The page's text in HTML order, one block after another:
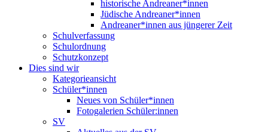
historische Andreaner*innen
Jüdische Andreaner*innen
Andreaner*innen aus jüngerer Zeit
Schulverfassung
Schulordnung
Schutzkonzept
Dies sind wir
Kategorieansicht
Schüler*innen
Neues von Schüler*innen
Fotogalerien Schüler:innen
SV